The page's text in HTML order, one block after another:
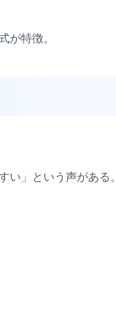
が特徴。
い」という声がある